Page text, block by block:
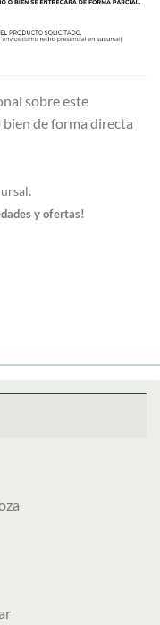
sobre este
de forma directa
.
y ofertas!